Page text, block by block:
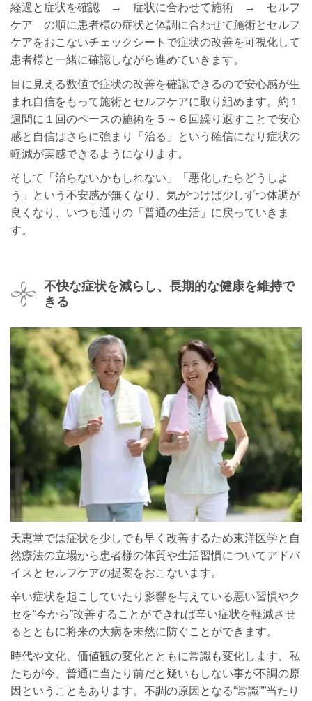
経過と症状を確認 → 症状に合わせて施術 → セルフ
ケア の順に患者様の症状と体調に合わせて施術とセルフ
ケアをおこないチェックシートで症状の改善を可視化して
患者様と一緒に確認しながら進めていきます。
目に見える数値で症状の改善を確認できるので安心感が生
まれ自信をもって施術とセルフケアに取り組めます。約１
週間に１回のペースの施術を５～６回繰り返すことで安心
感と自信はさらに強まり「治る」という確信になり症状の
軽減が実感できるようになります。
そして「治らないかもしれない」「悪化したらどうしよ
う」という不安感が無くなり、気がつけば少しずつ体調が
良くなり、いつも通りの「普通の生活」に戻っていきま
す。
不快な症状を減らし、長期的な健康を維持で
きる
天恵堂では症状を少しでも早く改善するため東洋医学と自
然療法の立場から患者様の体質や生活習慣についてアドバ
イスとセルフケアの提案をおこないます。
辛い症状を起こしていたり影響を与えている悪い習慣やク
セを“今から”改善することができれば辛い症状を軽減させ
るとともに将来の大病を未然に防ぐことができます。
時代や文化、価値観の変化とともに常識も変化します、私
たちが今、普通に当たり前だと疑いもしない事が不調の原
因ということもあります。不調の原因となる“常識””当たり